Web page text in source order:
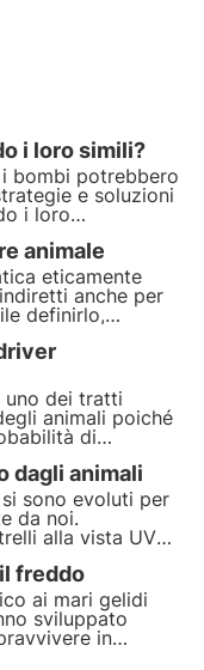
i loro simili?
i bombi potrebbero
e soluzioni
i loro
questo articolo
animale
eticamente
anche per
definirlo,
di salvaguardare
per quelli
uno dei tratti
animali poiché
di
ciclidi
che influenzano
habitat.
dagli animali
sono evoluti per
da noi.
alla vista UV
sensoriale nel
freddo
ai mari gelidi
sviluppato
in